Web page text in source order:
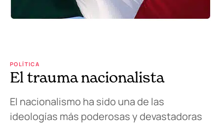
POLÍTICA
El trauma nacionalista
El nacionalismo ha sido una de las
ideologías más poderosas y devastadoras